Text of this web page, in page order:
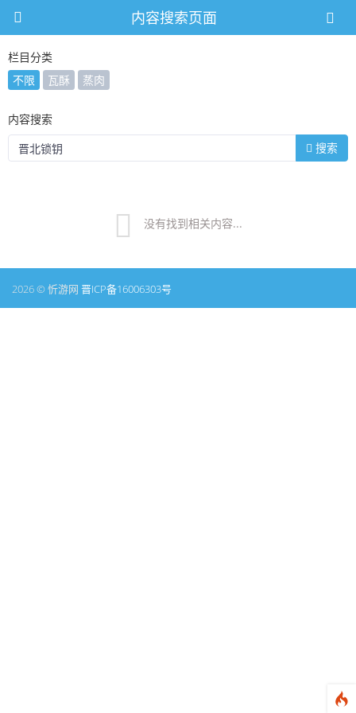
内容搜索页面
栏目分类
不限
瓦酥 蒸肉
内容搜索
搜索
没有找到相关内容...
2026 © 忻游网 晋ICP备16006303号